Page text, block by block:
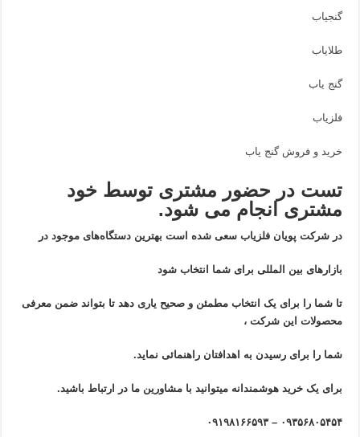
گنجیاب
طلایاب
گنج یاب
فلزیاب
خرید و فروش گنج یاب
تست در حضور مشتری توسط خود
مشتری انجام می شود.
در شرکت پویان فلزیاب سعی شده است بهترین دستگاه‌های موجود در
بازار‌های بین المللی برای شما انتخاب شود
تا شما را برای یک انتخاب مطمئن و صحیح یاری دهد تا بتواند ضمن معرفی
محصولات این شرکت ،
شما را برای رسیدن به اهدافتان راهنمائی نماید.
برای یک خرید هوشمندانه میتوانید با مشاورین ما در ارتباط باشید.
۰۹۳۵۶۸۰۵۴۵۴ – ۰۹۱۹۸۱۶۶۵۹۳